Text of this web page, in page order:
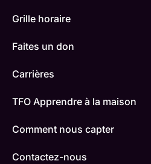
Grille horaire
Faites un don
Carrières
TFO Apprendre à la maison
Comment nous capter
Contactez-nous